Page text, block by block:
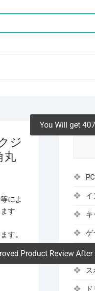
ジ
丸
によ
す
す。
You Will get
Product Review
イ
キ
ゲ
コ
ス